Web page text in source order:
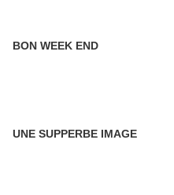
BON WEEK END
UNE SUPPERBE IMAGE